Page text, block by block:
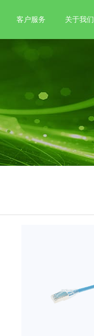
客户服务 关于我们